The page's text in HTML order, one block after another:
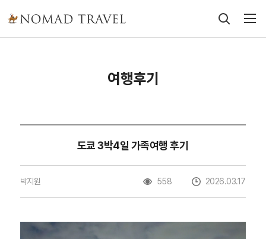
여행후기
도쿄 3박4일 가족여행 후기
박지원 558 2026.03.17